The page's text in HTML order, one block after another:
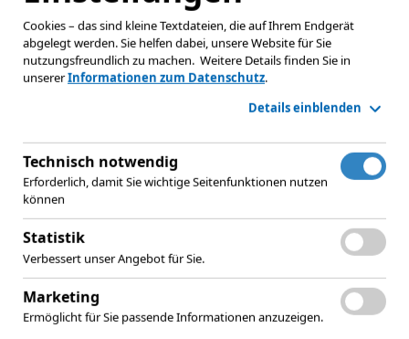
Dr. Ulrich Theileis
Präsident Baden-Württembergischer
Genossenschaftsverband e.V.
Cookies – das sind kleine Textdateien, die auf Ihrem Endgerät
abgelegt werden. Sie helfen dabei, unsere Website für Sie
nutzungsfreundlich zu machen. Weitere Details finden Sie in
unsererInformationen zum Datenschutz.
Details einblenden
Technisch notwendig
Erforderlich, damit Sie wichtige Seitenfunktionen nutzen
können
Statistik
Verbessert unser Angebot für Sie.
Marketing
Ermöglicht für Sie passende Informationen anzuzeigen.